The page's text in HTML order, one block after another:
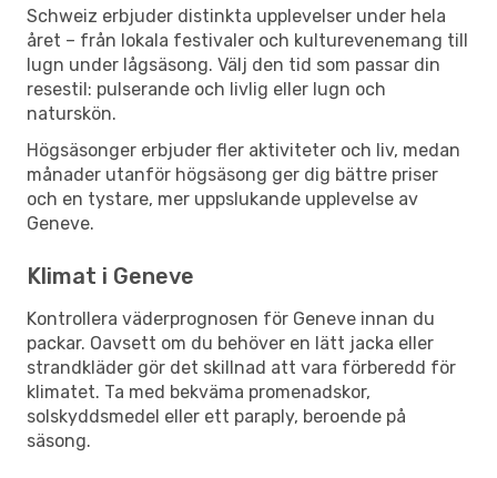
Schweiz erbjuder distinkta upplevelser under hela
året – från lokala festivaler och kulturevenemang till
lugn under lågsäsong. Välj den tid som passar din
resestil: pulserande och livlig eller lugn och
naturskön.
Högsäsonger erbjuder fler aktiviteter och liv, medan
månader utanför högsäsong ger dig bättre priser
och en tystare, mer uppslukande upplevelse av
Geneve.
Klimat i Geneve
Kontrollera väderprognosen för Geneve innan du
packar. Oavsett om du behöver en lätt jacka eller
strandkläder gör det skillnad att vara förberedd för
klimatet. Ta med bekväma promenadskor,
solskyddsmedel eller ett paraply, beroende på
säsong.